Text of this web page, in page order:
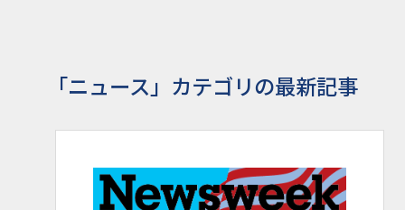
「ニュース」カテゴリの最新記事